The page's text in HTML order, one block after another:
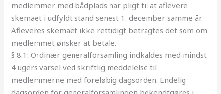
medlemmer med bådplads har pligt til at aflevere
skemaet i udfyldt stand senest 1. december samme år.
Afleveres skemaet ikke rettidigt betragtes det som om
medlemmet ønsker at betale.
§ 8.1: Ordinærgeneralforsamling indkaldes med mindst
4 ugers varsel ved skriftlig meddelelse til
medlemmerne med foreløbig dagsorden. Endelig